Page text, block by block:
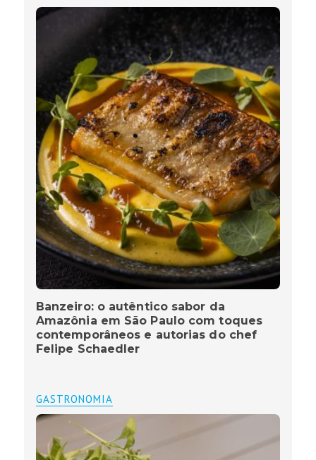
Banzeiro: o autêntico sabor da
Amazônia em São Paulo com toques
contemporâneos e autorias do chef
Felipe Schaedler
GASTRONOMIA